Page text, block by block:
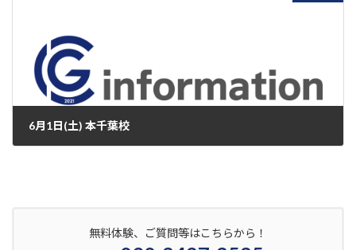
6月1日(土) 本千葉校
無料体験、ご質問等はこちらから！